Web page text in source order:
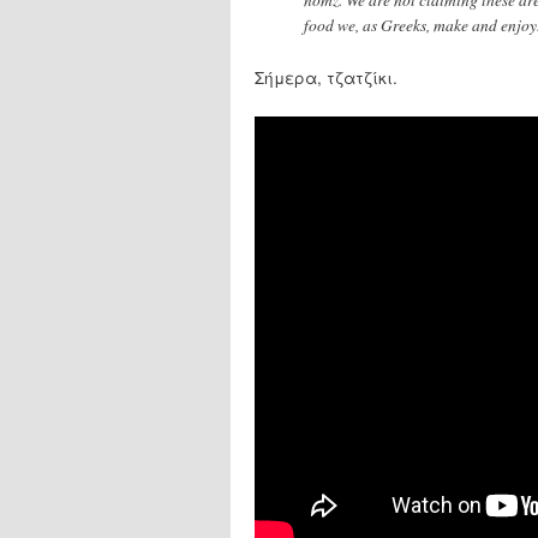
food we, as Greeks, make and
Σήμερα, τζατζίκι.